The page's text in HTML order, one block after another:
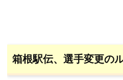
箱根駅伝、選手変更の